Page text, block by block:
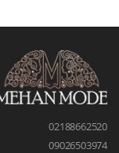
02188662520
09026503974